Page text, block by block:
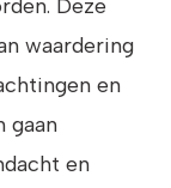
Deze
waardering
en
gaan
en